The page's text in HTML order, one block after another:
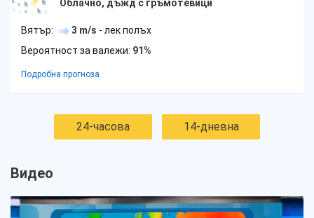
Облачно, дъжд с гръмотевици
Вятър: 3 m/s - лек полъх
Вероятност за валежи: 91%
Подробна прогноза
24-часова 14-дневна
Видео